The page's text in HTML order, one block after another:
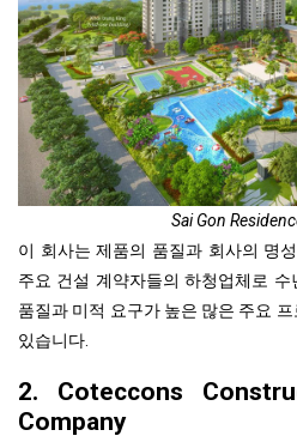
Sai Gon
이 회사는 제품의 품질과 회사의 명
주요 건설 계약자들의 하청업체로
품질과 미적 요구가 높은 많은 주요
있습니다.
2. Coteccons
Company